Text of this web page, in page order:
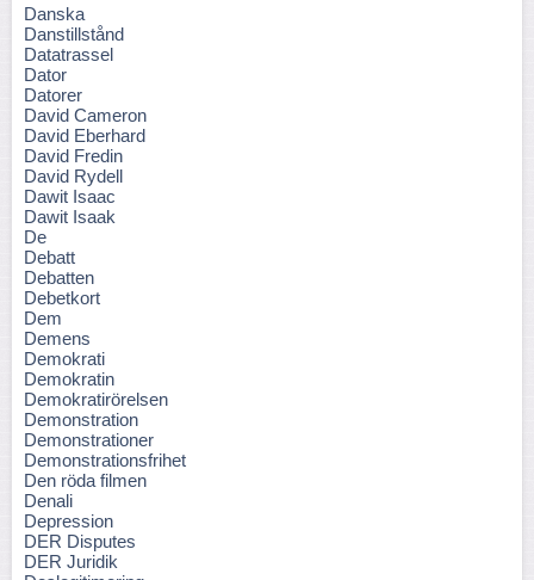
Danska
Danstillstånd
Datatrassel
Dator
Datorer
David Cameron
David Eberhard
David Fredin
David Rydell
Dawit Isaac
Dawit Isaak
De
Debatt
Debatten
Debetkort
Dem
Demens
Demokrati
Demokratin
Demokratirörelsen
Demonstration
Demonstrationer
Demonstrationsfrihet
Den röda filmen
Denali
Depression
DER Disputes
DER Juridik